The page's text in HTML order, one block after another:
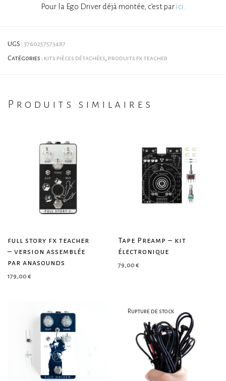
Pour la Ego Driver déjà montée, c’est par ici.
UGS : 3760257573487
Catégories : kits pièces détachées produits fx teacher
Produits similaires
full story fx teacher
– version assemblée
par anasounds
179,00 €
Tape Preamp – kit
électronique
79,00 €